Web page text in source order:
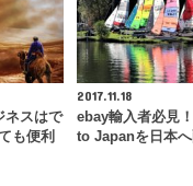
ネスはで
も便利
2017.11.18
ebay輸入者必見
to Japanを日本